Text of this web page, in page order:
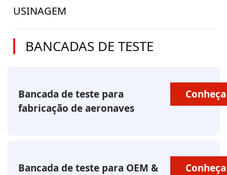
USINAGEM
BANCADAS DE TESTE
Bancada de teste para
fabricação de aeronaves
Conheça
Bancada de teste para OEM &
Conheça